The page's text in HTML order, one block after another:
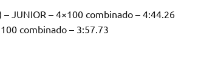
JUNIOR – 4×100 combinado – 4:44.26
combinado – 3:57.73